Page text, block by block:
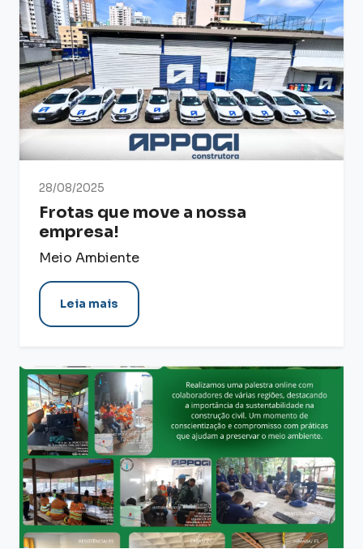
28/08/2025
Frotas que move a nossa
empresa!
Meio Ambiente
Leia mais